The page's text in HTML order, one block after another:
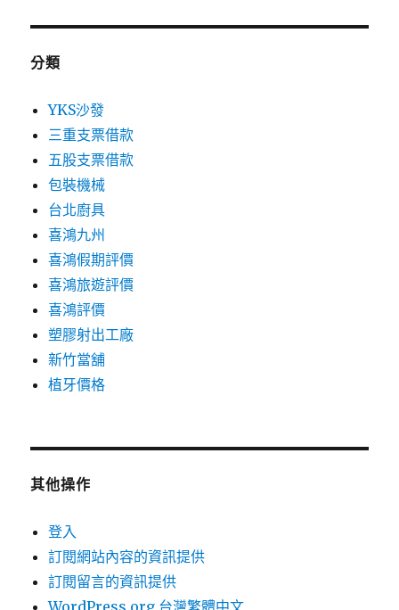
分類
YKS沙發
三重支票借款
五股支票借款
包裝機械
台北廚具
喜鴻九州
喜鴻假期評價
喜鴻旅遊評價
喜鴻評價
塑膠射出工廠
新竹當舖
植牙價格
其他操作
登入
訂閱網站內容的資訊提供
訂閱留言的資訊提供